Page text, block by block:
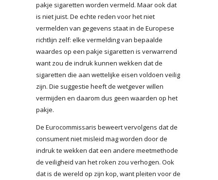
pakje sigaretten worden vermeld. Maar ook dat
is niet juist. De echte reden voor het niet
vermelden van gegevens staat in de Europese
richtlijn zelf: elke vermelding van bepaalde
waardes op een pakje sigaretten is verwarrend
want zou de indruk kunnen wekken dat de
sigaretten die aan wettelijke eisen voldoen veilig
zijn. Die suggestie heeft de wetgever willen
vermijden en daarom dus geen waarden op het
pakje.
De Eurocommissaris beweert vervolgens dat de
consument niet misleid mag worden door de
indruk te wekken dat een andere meetmethode
de veiligheid van het roken zou verhogen. Ook
dat is de wereld op zijn kop, want pleiten voor de